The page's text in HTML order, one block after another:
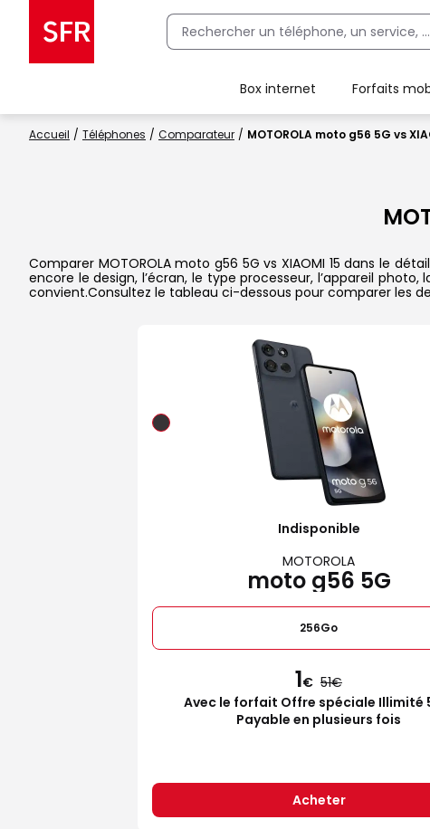
Box internet Forfaits
Accueil Téléphones Comparateur MOTOROLA moto g56 5G vs
Comparer MOTOROLA moto g56 5G vs XIAOMI 15 dans le
encore le design, l’écran, le type processeur, l’appareil
convient.Consultez le tableau ci-dessous pour comparer les
Indisponible
MOTOROLA
moto g56 5G
256Go
1€ 51
Avec le forfait Offre spéciale Illimité
Payable en plusieurs fois
Acheter